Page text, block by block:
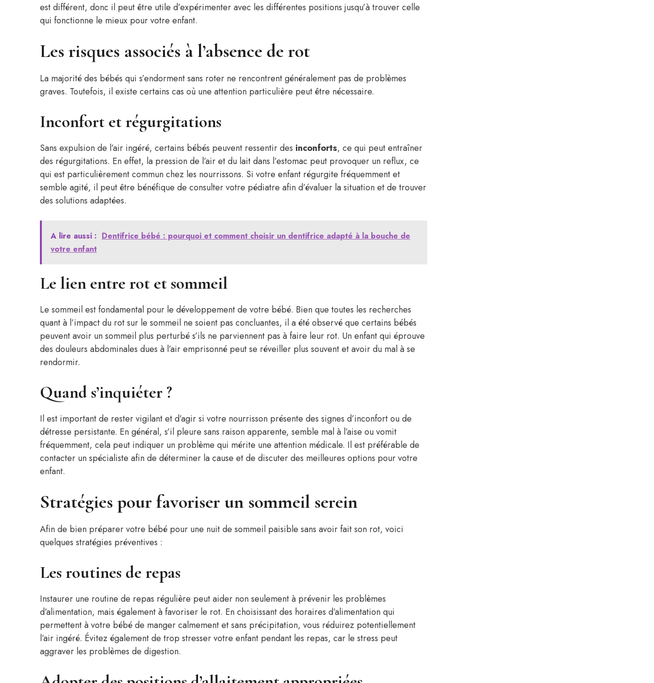
est différent, donc il peut être utile d’expérimenter avec les différentes positions jusqu’à trouver celle
qui fonctionne le mieux pour votre enfant.
Les risques associés à l’absence de rot
La majorité des bébés qui s’endorment sans roter ne rencontrent généralement pas de problèmes
graves. Toutefois, il existe certains cas où une attention particulière peut être nécessaire.
Inconfort et régurgitations
Sans expulsion de l’air ingéré, certains bébés peuvent ressentir des inconforts, ce qui peut entraîner
des régurgitations. En effet, la pression de l’air et du lait dans l’estomac peut provoquer un reflux, ce
qui est particulièrement commun chez les nourrissons. Si votre enfant régurgite fréquemment et
semble agité, il peut être bénéfique de consulter votre pédiatre afin d’évaluer la situation et de trouver
des solutions adaptées.
A lire aussi : Dentifrice bébé : pourquoi et comment choisir un dentifrice adapté à la bouche de
votre enfant
Le lien entre rot et sommeil
Le sommeil est fondamental pour le développement de votre bébé. Bien que toutes les recherches
quant à l’impact du rot sur le sommeil ne soient pas concluantes, il a été observé que certains bébés
peuvent avoir un sommeil plus perturbé s’ils ne parviennent pas à faire leur rot. Un enfant qui éprouve
des douleurs abdominales dues à l’air emprisonné peut se réveiller plus souvent et avoir du mal à se
rendormir.
Quand s’inquiéter ?
Il est important de rester vigilant et d’agir si votre nourrisson présente des signes d’inconfort ou de
détresse persistante. En général, s’il pleure sans raison apparente, semble mal à l’aise ou vomit
fréquemment, cela peut indiquer un problème qui mérite une attention médicale. Il est préférable de
contacter un spécialiste afin de déterminer la cause et de discuter des meilleures options pour votre
enfant.
Stratégies pour favoriser un sommeil serein
Afin de bien préparer votre bébé pour une nuit de sommeil paisible sans avoir fait son rot, voici
quelques stratégies préventives :
Les routines de repas
Instaurer une routine de repas régulière peut aider non seulement à prévenir les problèmes
d’alimentation, mais également à favoriser le rot. En choisissant des horaires d’alimentation qui
permettent à votre bébé de manger calmement et sans précipitation, vous réduirez potentiellement
l’air ingéré. Évitez également de trop stresser votre enfant pendant les repas, car le stress peut
aggraver les problèmes de digestion.